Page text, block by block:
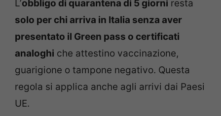
L’obbligo di quarantena di 5 giorni resta
solo per chi arriva in Italia senza aver
presentato il Green pass o certificati
analoghi che attestino vaccinazione,
guarigione o tampone negativo. Questa
regola si applica anche agli arrivi dai Paesi
UE.